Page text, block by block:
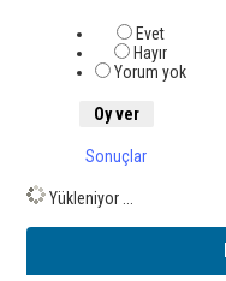
Evet
Hayır
Yorum yok
Sonuçlar
Yükleniyor ...